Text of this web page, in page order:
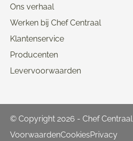
Ons verhaal
Werken bij Chef Centraal
Klantenservice
Producenten
Levervoorwaarden
© Copyright 2026 - Chef Centraal
VoorwaardenCookiesPrivacy